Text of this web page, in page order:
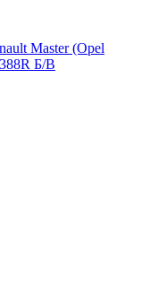
Master (Opel
Б/В